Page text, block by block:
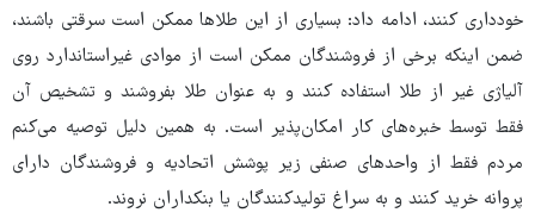
خودداری کنند، ادامه داد: بسیاری از این طلاها ممکن است سرقتی باشند،
ضمن اینکه برخی از فروشندگان ممکن است از موادی غیراستاندارد روی
آلیاژی غیر از طلا استفاده کنند و به عنوان طلا بفروشند و تشخیص آن
فقط توسط خبره‌های کار امکان‌پذیر است. به همین دلیل توصیه می‌کنم
مردم فقط از واحدهای صنفی زیر پوشش اتحادیه و فروشندگان دارای
پروانه خرید کنند و به سراغ تولیدکنندگان یا بنکداران نروند.